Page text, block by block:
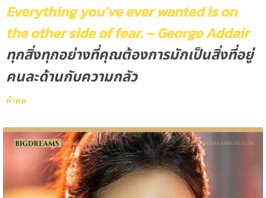
Everything you’ve ever wanted is on
the other side of fear. – George Addair
ทุกสิ่งทุกอย่างที่คุณต้องการมักเป็นสิ่งที่อยู่
คนละด้านกับความกลัว
คำคม